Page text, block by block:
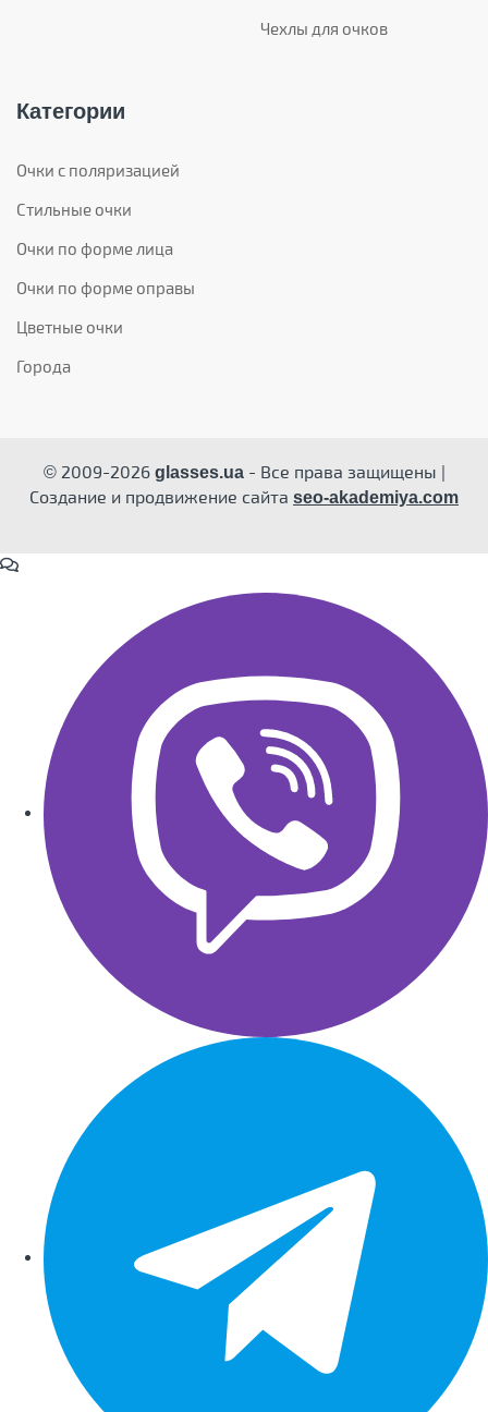
Чехлы для очков
Категории
Очки с поляризацией
Стильные очки
Очки по форме лица
Очки по форме оправы
Цветные очки
Города
© 2009-2026glasses.ua- Все права защищены |
Создание и продвижение сайта seo-akademiya.com